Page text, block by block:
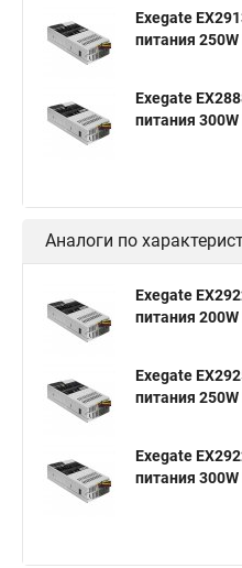
Exegate
питания 250W
Exegate
питания 300W
Аналоги по
Exegate
питания 200W
Exegate
питания 250W
Exegate
питания 300W